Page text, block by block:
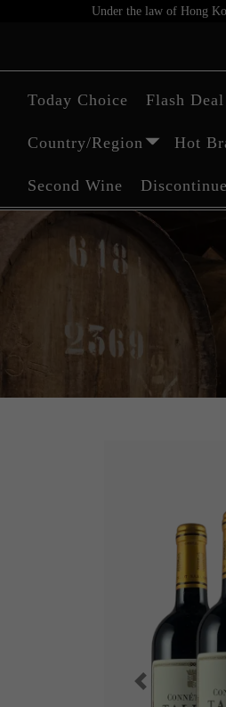
Under the law of Hong
Today Choice Flash Deal
Country/Region Hot
Second Wine